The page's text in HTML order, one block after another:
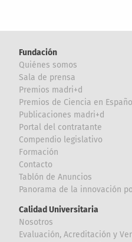
Fundación
Quiénes somos
Sala de prensa
Premios madri+d
Premios de Ciencia en
Publicaciones madri+d
Portal del contratante
Compendio legislativo
Formación
Contacto
Tablón de Anuncios
Panorama de la innovación
Calidad Universitaria
Nosotros
Evaluación, Acreditación y